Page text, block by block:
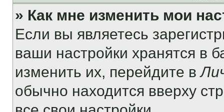
» Как мне изменить мои
Если вы являетесь
ваши настройки хранятся в
изменить их, перейдите в
обычно находится вверху